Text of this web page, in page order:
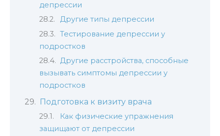
депрессии
Другие типы депрессии
Тестирование депрессии у
подростков
Другие расстройства, способные
вызывать симптомы депрессии у
подростков
Подготовка к визиту врача
Как физические упражнения
защищают от депрессии